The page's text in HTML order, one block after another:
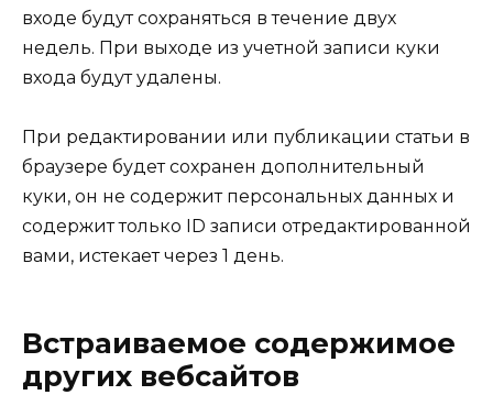
входе будут сохраняться в течение двух
недель. При выходе из учетной записи куки
входа будут удалены.
При редактировании или публикации статьи в
браузере будет сохранен дополнительный
куки, он не содержит персональных данных и
содержит только ID записи отредактированной
вами, истекает через 1 день.
Встраиваемое содержимое
других вебсайтов